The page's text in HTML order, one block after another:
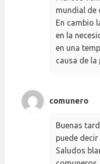
mundial de
En cambio
en la
en una
causa de la
comunero
Buenas
puede
Saludos